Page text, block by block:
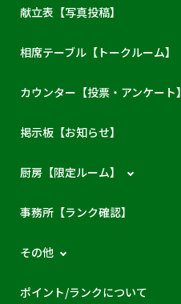
献立表【写真投稿】
相席テーブル【トークルーム】
カウンター【投票・アンケート】
掲示板【お知らせ】
厨房【限定ルーム】
事務所【ランク確認】
その他
ポイント/ランクについて